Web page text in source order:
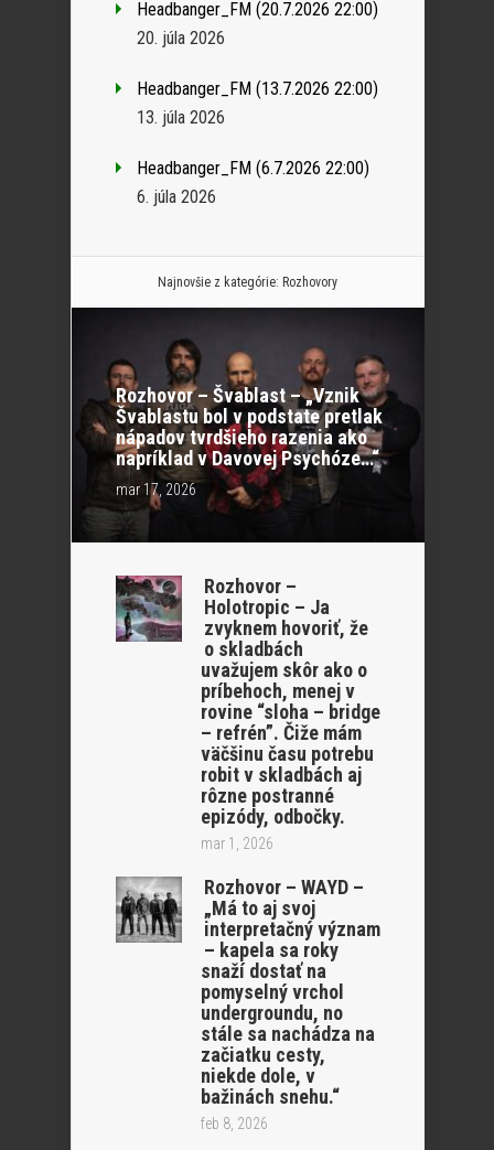
Headbanger_FM (20.7.2026 22:00)
20. júla 2026
Headbanger_FM (13.7.2026 22:00)
13. júla 2026
Headbanger_FM (6.7.2026 22:00)
6. júla 2026
Najnovšie z kategórie: Rozhovory
Rozhovor – Švablast – „Vznik
Švablastu bol v podstate pretlak
nápadov tvrdšieho razenia ako
napríklad v Davovej Psychóze…“
mar 17, 2026
Rozhovor –
Holotropic – Ja
zvyknem hovoriť, že
o skladbách
uvažujem skôr ako o
príbehoch, menej v
rovine “sloha – bridge
– refrén”. Čiže mám
väčšinu času potrebu
robit v skladbách aj
rôzne postranné
epizódy, odbočky.
mar 1, 2026
Rozhovor – WAYD –
„Má to aj svoj
interpretačný význam
– kapela sa roky
snaží dostať na
pomyselný vrchol
undergroundu, no
stále sa nachádza na
začiatku cesty,
niekde dole, v
bažinách snehu.“
feb 8, 2026